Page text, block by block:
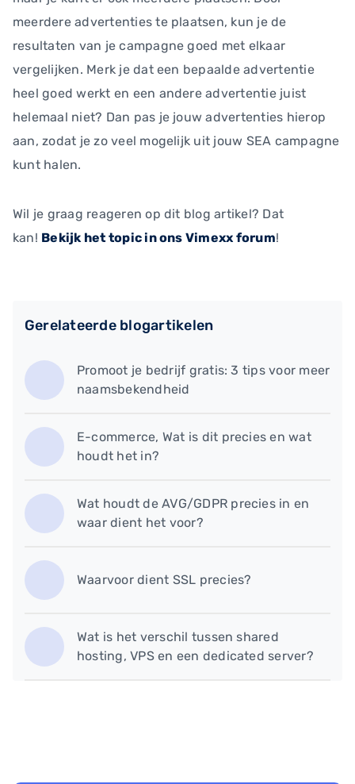
meerdere advertenties te plaatsen, kun je de
resultaten van je campagne goed met elkaar
vergelijken. Merk je dat een bepaalde advertentie
heel goed werkt en een andere advertentie juist
helemaal niet? Dan pas je jouw advertenties hierop
aan, zodat je zo veel mogelijk uit jouw SEA campagne
kunt halen.
Wil je graag reageren op dit blog artikel? Dat
kan! Bekijk het topic in ons Vimexx forum!
Gerelateerde blogartikelen
Promoot je bedrijf gratis: 3 tips voor meer
naamsbekendheid
E-commerce, Wat is dit precies en wat
houdt het in?
Wat houdt de AVG/GDPR precies in en
waar dient het voor?
Waarvoor dient SSL precies?
Wat is het verschil tussen shared
hosting, VPS en een dedicated server?